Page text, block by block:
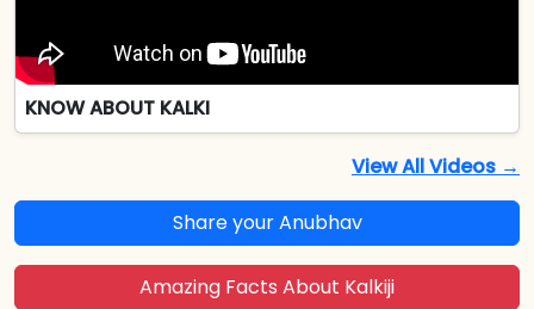
KNOW ABOUT KALKI
View All Videos →
Share your Anubhav
Amazing Facts About Kalkiji